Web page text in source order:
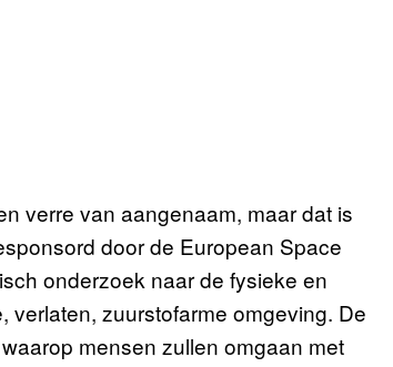
verre van aangenaam, maar dat is
door de European Space
onderzoek naar de fysieke en
zuurstofarme omgeving. De
mensen zullen omgaan met